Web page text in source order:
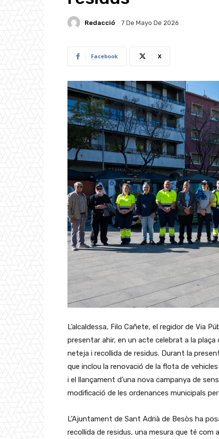
Redacció 7 De Mayo De 2026
Facebook X
L’alcaldessa, Filo Cañete, el regidor de Via
presentar ahir, en un acte celebrat a la plaça
neteja i recollida de residus. Durant la
que inclou la renovació de la flota de
i el llançament d’una nova campanya de
modificació de les ordenances municipals
L’Ajuntament de Sant Adrià de Besòs ha
recollida de residus, una mesura que té com